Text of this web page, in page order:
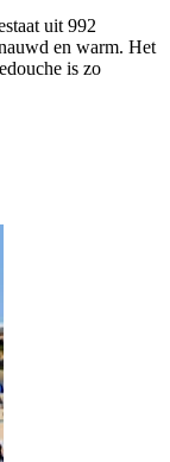
uit 992
en warm. Het
is zo